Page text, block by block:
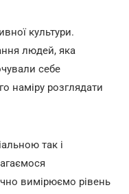
культури.
людей, яка
себе
наміру розглядати
так і
вимірюємо рівень